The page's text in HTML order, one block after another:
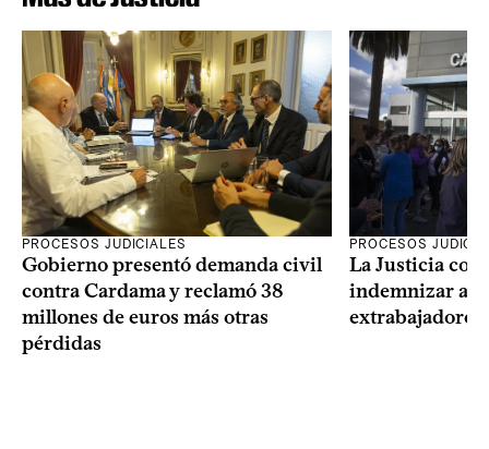
PROCESOS JUDICIALES
Gobierno presentó demanda civil
contra Cardama y reclamó 38
millones de euros más otras
pérdidas
PROCESOS
La Justicia
indemnizar a
extrabajadores